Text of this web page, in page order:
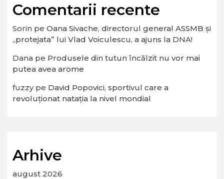
Comentarii recente
Sorin pe Oana Sivache, directorul general ASSMB și
„protejata” lui Vlad Voiculescu, a ajuns la DNA!
Dana pe Produsele din tutun încălzit nu vor mai
putea avea arome
fuzzype David Popovici, sportivul care a
revoluționat natația la nivel mondial
Arhive
august 2026